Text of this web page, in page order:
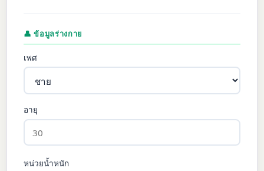
👤 ข้อมูลร่างกาย
เพศ
อายุ
หน่วยน้ำหนัก